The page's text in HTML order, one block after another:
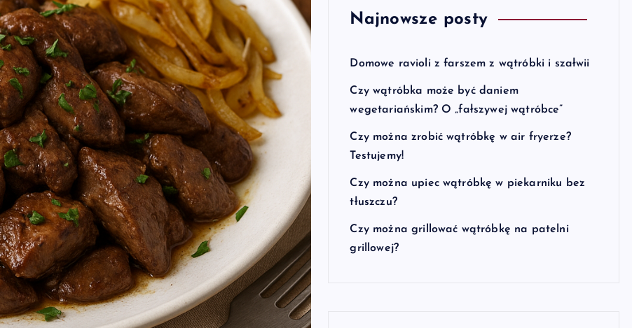
Najnowsze posty
Domowe ravioli z farszem z wątróbki i szałwii
Czy wątróbka może być daniem
wegetariańskim? O „fałszywej wątróbce”
Czy można zrobić wątróbkę w air fryerze?
Testujemy!
Czy można upiec wątróbkę w piekarniku bez
tłuszczu?
Czy można grillować wątróbkę na patelni
grillowej?